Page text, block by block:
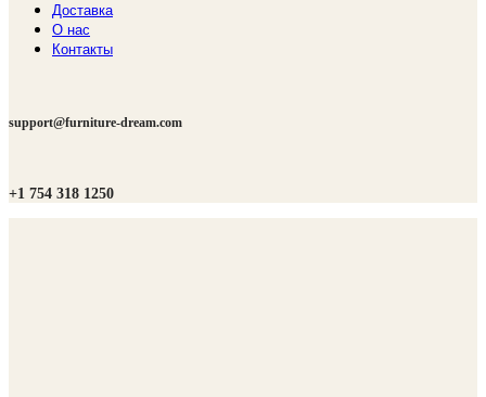
Доставка
О нас
Контакты
support@furniture-dream.com
+1 754 318 1250